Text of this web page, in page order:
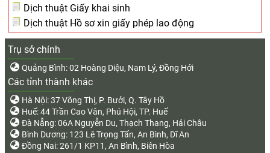
Dịch thuật Giấy khai sinh
Dịch thuật Hồ sơ xin giấy phép lao động
Trụ sở chính
Quảng Bình: 02 Hoàng Diệu, Nam Lý, Đồng Hới
Các tỉnh thành khác
Hà Nội: 37 Võng Thị, P. Bưởi, Q. Tây Hồ
Huế: 44 Trần Cao Vân, Phú Hội, TP. Huế
Đà Nẵng: 06A Nguyễn Du, Thạch Thang, Hải Châu
Bình Dương: 123 Lê Trọng Tấn, An Bình, Dĩ An
Đồng Nai: 261/1 KP11, An Bình, Biên Hòa